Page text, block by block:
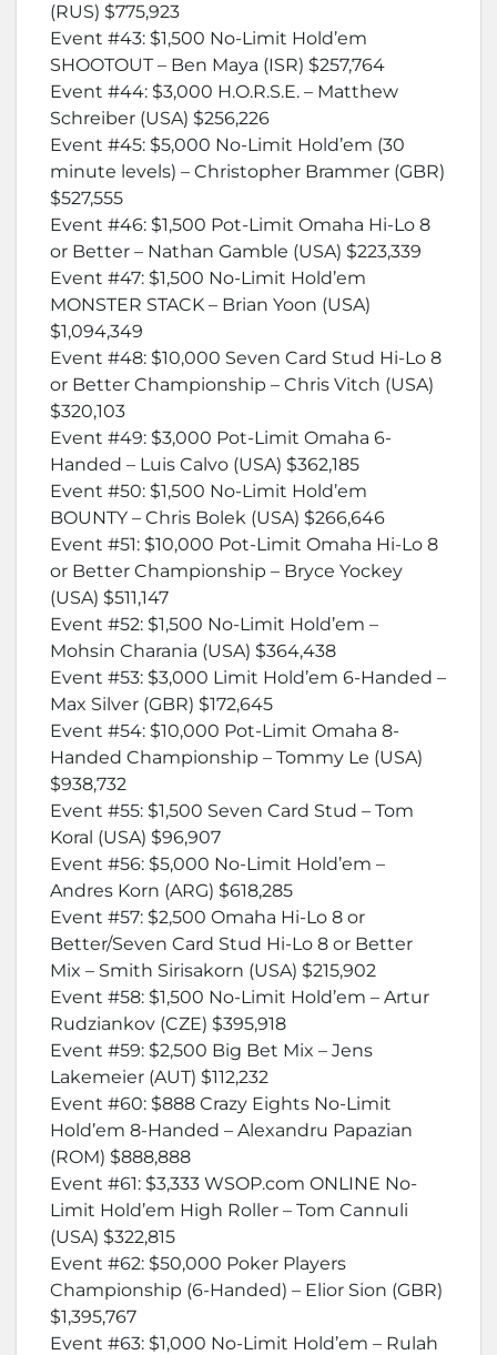
(RUS) $775,923
Event #43: $1,500 No-Limit Hold’em
SHOOTOUT – Ben Maya (ISR) $257,764
Event #44: $3,000 H.O.R.S.E. – Matthew
Schreiber (USA) $256,226
Event #45: $5,000 No-Limit Hold’em (30
minute levels) – Christopher Brammer (GBR)
$527,555
Event #46: $1,500 Pot-Limit Omaha Hi-Lo 8
or Better – Nathan Gamble (USA) $223,339
Event #47: $1,500 No-Limit Hold’em
MONSTER STACK – Brian Yoon (USA)
$1,094,349
Event #48: $10,000 Seven Card Stud Hi-Lo 8
or Better Championship – Chris Vitch (USA)
$320,103
Event #49: $3,000 Pot-Limit Omaha 6-
Handed – Luis Calvo (USA) $362,185
Event #50: $1,500 No-Limit Hold’em
BOUNTY – Chris Bolek (USA) $266,646
Event #51: $10,000 Pot-Limit Omaha Hi-Lo 8
or Better Championship – Bryce Yockey
(USA) $511,147
Event #52: $1,500 No-Limit Hold’em –
Mohsin Charania (USA) $364,438
Event #53: $3,000 Limit Hold’em 6-Handed –
Max Silver (GBR) $172,645
Event #54: $10,000 Pot-Limit Omaha 8-
Handed Championship – Tommy Le (USA)
$938,732
Event #55: $1,500 Seven Card Stud – Tom
Koral (USA) $96,907
Event #56: $5,000 No-Limit Hold’em –
Andres Korn (ARG) $618,285
Event #57: $2,500 Omaha Hi-Lo 8 or
Better/Seven Card Stud Hi-Lo 8 or Better
Mix – Smith Sirisakorn (USA) $215,902
Event #58: $1,500 No-Limit Hold’em – Artur
Rudziankov (CZE) $395,918
Event #59: $2,500 Big Bet Mix – Jens
Lakemeier (AUT) $112,232
Event #60: $888 Crazy Eights No-Limit
Hold’em 8-Handed – Alexandru Papazian
(ROM) $888,888
Event #61: $3,333 WSOP.com ONLINE No-
Limit Hold’em High Roller – Tom Cannuli
(USA) $322,815
Event #62: $50,000 Poker Players
Championship (6-Handed) – Elior Sion (GBR)
$1,395,767
Event #63: $1,000 No-Limit Hold’em – Rulah